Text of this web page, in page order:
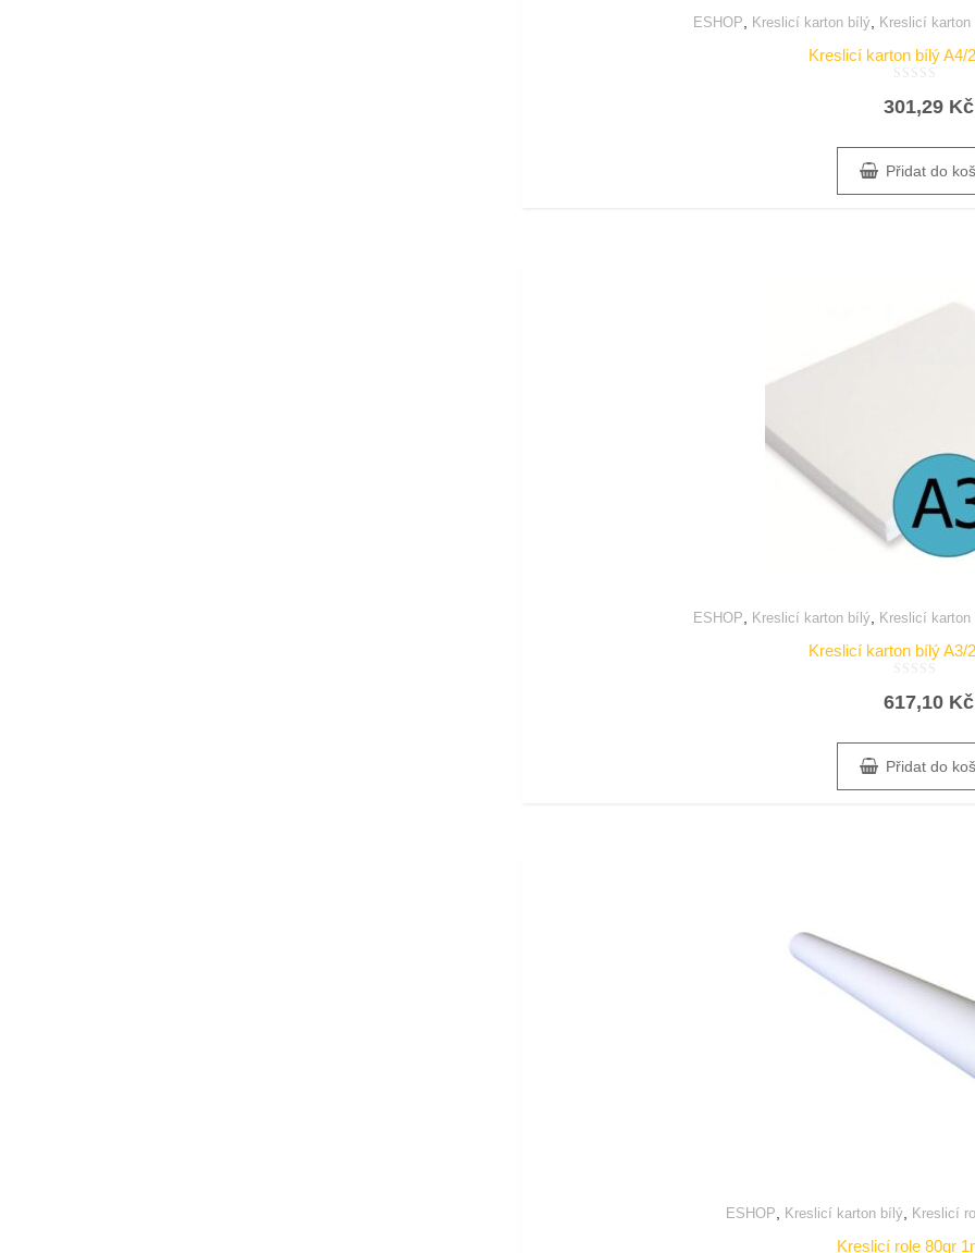
ESHOP Kreslicí karton bílý Kreslicí karton
Kreslicí karton bílý A4/
0
301,29 Kč
Přidat do
ESHOP Kreslicí karton bílý Kreslicí karton
Kreslicí karton bílý A3/
0
617,10 Kč
Přidat do
ESHOP Kreslicí karton bílý Kreslicí
Kreslicí role 80gr